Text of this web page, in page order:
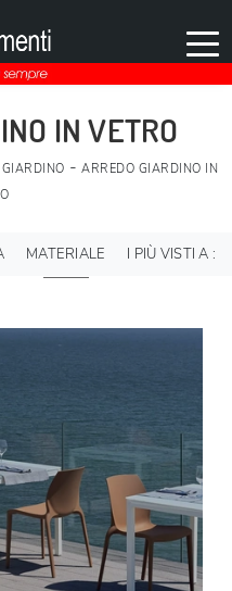
IN VETRO
-ARREDO GIARDINO IN
MATERIALE I PIÙ VISTI A :